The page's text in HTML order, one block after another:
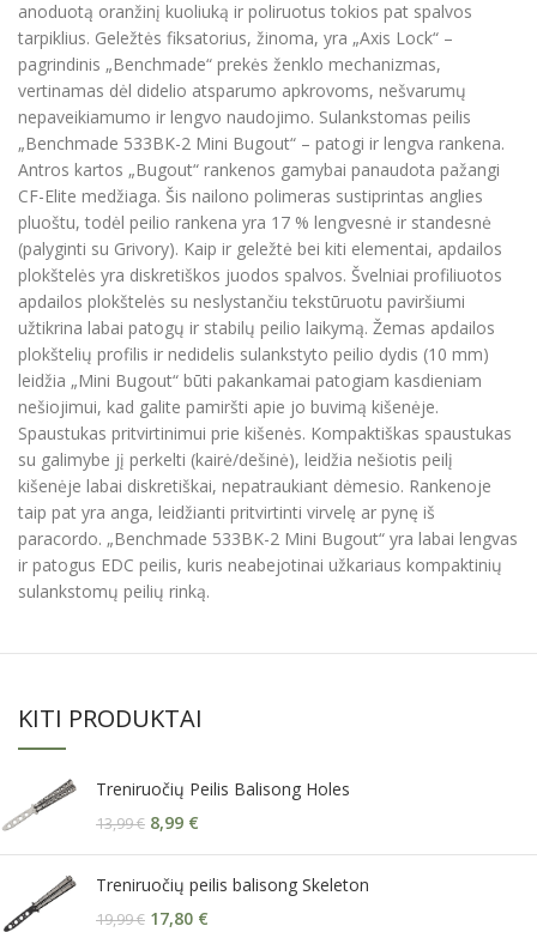
anoduotą oranžinį kuoliuką ir poliruotus tokios pat spalvos
tarpiklius. Geležtės fiksatorius, žinoma, yra „Axis Lock“ –
pagrindinis „Benchmade“ prekės ženklo mechanizmas,
vertinamas dėl didelio atsparumo apkrovoms, nešvarumų
nepaveikiamumo ir lengvo naudojimo. Sulankstomas peilis
„Benchmade 533BK-2 Mini Bugout“ – patogi ir lengva rankena.
Antros kartos „Bugout“ rankenos gamybai panaudota pažangi
CF-Elite medžiaga. Šis nailono polimeras sustiprintas anglies
pluoštu, todėl peilio rankena yra 17 % lengvesnė ir standesnė
(palyginti su Grivory). Kaip ir geležtė bei kiti elementai, apdailos
plokštelės yra diskretiškos juodos spalvos. Švelniai profiliuotos
apdailos plokštelės su neslystančiu tekstūruotu paviršiumi
užtikrina labai patogų ir stabilų peilio laikymą. Žemas apdailos
plokštelių profilis ir nedidelis sulankstyto peilio dydis (10 mm)
leidžia „Mini Bugout“ būti pakankamai patogiam kasdieniam
nešiojimui, kad galite pamiršti apie jo buvimą kišenėje.
Spaustukas pritvirtinimui prie kišenės. Kompaktiškas spaustukas
su galimybe jį perkelti (kairė/dešinė), leidžia nešiotis peilį
kišenėje labai diskretiškai, nepatraukiant dėmesio. Rankenoje
taip pat yra anga, leidžianti pritvirtinti virvelę ar pynę iš
paracordo. „Benchmade 533BK-2 Mini Bugout“ yra labai lengvas
ir patogus EDC peilis, kuris neabejotinai užkariaus kompaktinių
sulankstomų peilių rinką.
KITI PRODUKTAI
Treniruočių Peilis Balisong Holes
13,99€ 8,99 €
Treniruočių peilis balisong Skeleton
19,99€ 17,80 €